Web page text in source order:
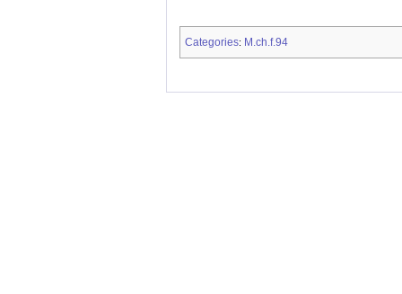
Categories: M.ch.f.94